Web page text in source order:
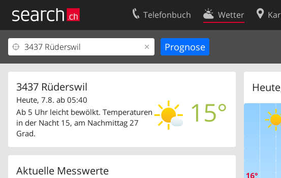
Telefonbuch Wetter
3437 Rüderswil
15°
Heute, 7.8. ab 05:40
Ab 5 Uhr leicht bewölkt. Temperaturen
in der Nacht 15, am Nachmittag 27
Grad.
Aktuelle Messwerte
Ihr Eintrag
Kundencenter Geschäftskunden
Kontakt
Nutzungsbedingungen